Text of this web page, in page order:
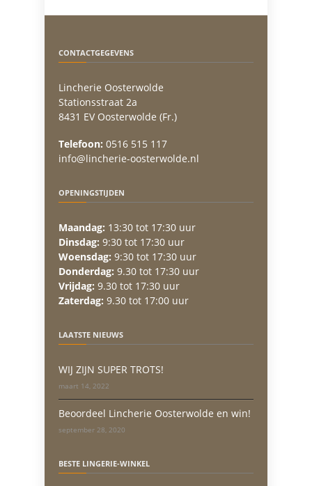
CONTACTGEGEVENS
Lincherie Oosterwolde
Stationsstraat 2a
8431 EV Oosterwolde (Fr.)
Telefoon: 0516 515 117
info@lincherie-oosterwolde.nl
OPENINGSTIJDEN
Maandag: 13:30 tot 17:30 uur
Dinsdag: 9:30 tot 17:30 uur
Woensdag: 9:30 tot 17:30 uur
Donderdag: 9.30 tot 17:30 uur
Vrijdag: 9.30 tot 17:30 uur
Zaterdag: 9.30 tot 17:00 uur
LAATSTE NIEUWS
WIJ ZIJN SUPER TROTS!
maart 14, 2022
Beoordeel Lincherie Oosterwolde en win!
september 28, 2020
BESTE LINGERIE-WINKEL